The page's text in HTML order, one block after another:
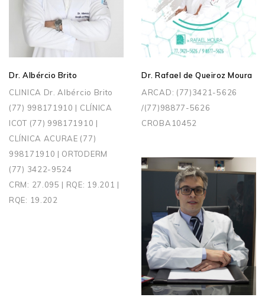
Dr. Albércio Brito
CLINICA Dr. Albércio Brito
(77) 998171910 | CLÍNICA
ICOT (77) 998171910 |
CLÍNICA ACURAE (77)
998171910 | ORTODERM
(77) 3422-9524
CRM: 27.095 | RQE: 19.201 |
RQE: 19.202
Dr. Rafael de Queiroz Moura
ARCAD: (77)3421-5626
/(77)98877-5626
CROBA10452